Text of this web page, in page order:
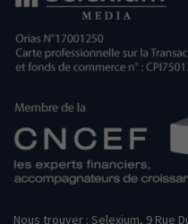
Nous trouver : Selexium, 9 Rue